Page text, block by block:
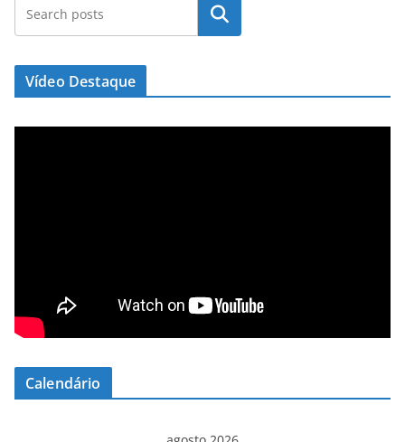
Pesquisar
Vídeo Destaque
Calendário